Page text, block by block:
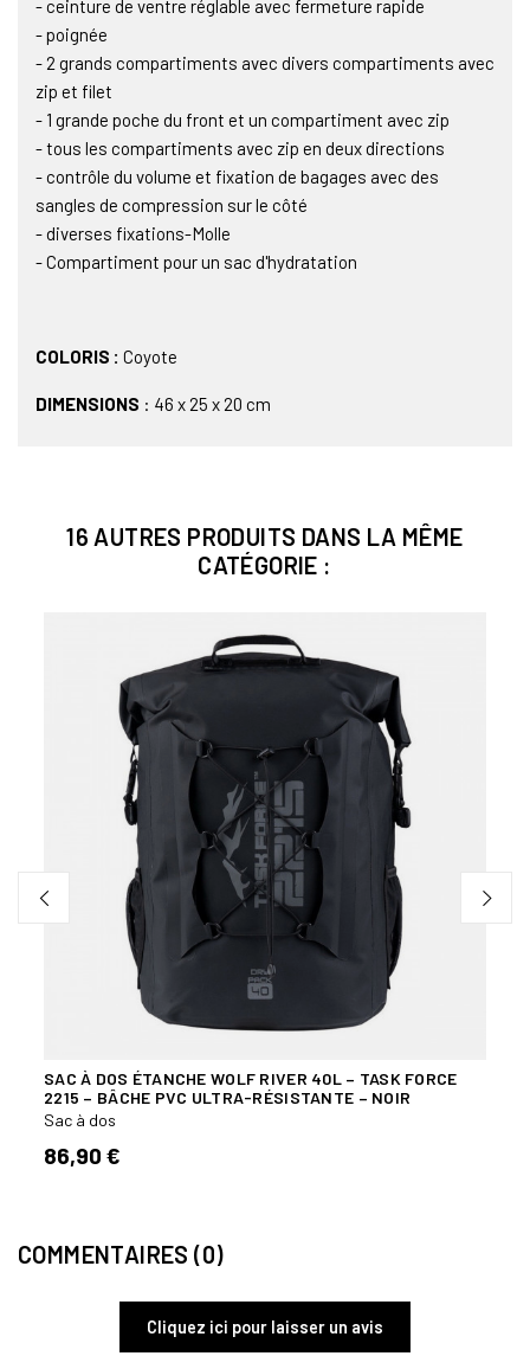
- ceinture de ventre réglable avec fermeture rapide
- poignée
- 2 grands compartiments avec divers compartiments avec
zip et filet
- 1 grande poche du front et un compartiment avec zip
- tous les compartiments avec zip en deux directions
- contrôle du volume et fixation de bagages avec des
sangles de compression sur le côté
- diverses fixations-Molle
- Compartiment pour un sac d'hydratation
COLORIS : Coyote
DIMENSIONS : 46 x 25 x 20 cm
16 AUTRES PRODUITS DANS LA MÊME
CATÉGORIE :
SAC À DOS ÉTANCHE WOLF RIVER 40L – TASK FORCE
2215 – BÂCHE PVC ULTRA-RÉSISTANTE – NOIR
Sac à dos
86,90 €
COMMENTAIRES (0)
Cliquez ici pour laisser un avis